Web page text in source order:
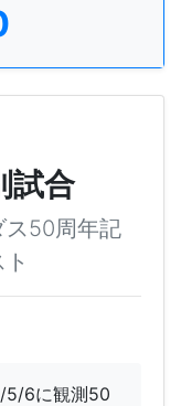
試合
ス50周年記
5/6に観測50